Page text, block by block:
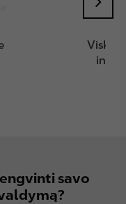
Viską,
savo